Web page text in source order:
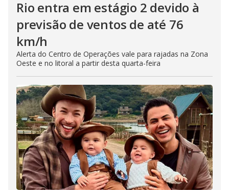
Rio entra em estágio 2 devido à
previsão de ventos de até 76
km/h
Alerta do Centro de Operações vale para rajadas na Zona
Oeste e no litoral a partir desta quarta-feira